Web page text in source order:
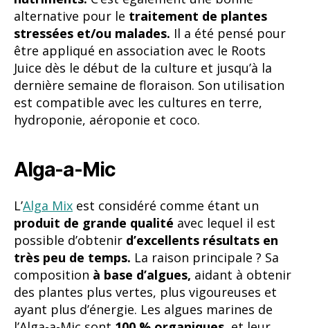
Alga-a-Mic
L’Alga Mixest considéré comme étant un
produit de grande qualitéavec lequel il est
possible d’obtenird’excellents résultats en
très peu de temps.La raison principale ? Sa
des plantes plus vertes, plus vigoureuses et
ayant plus d’énergie. Les algues marines de
l’Alga-a-Mic sont
100 % organiques,
et leur
utilisation est compatible avec les phases de
croissance et de floraison.Ce produit est
recommandé pour revitaliser les plantes en
mauvais état ou qui ont souffert de stress. Il
est parfait à appliquer sur les feuilles des
bourgeons enracinés depuis ou sur les plantes
adultes.